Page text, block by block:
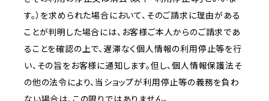
す。）を求められた場合において、そのご請求に理由がある
ことが判明した場合には、お客様ご本人からのご請求であ
ることを確認の上で、遅滞なく個人情報の利用停止等を行
い、その旨をお客様に通知します。但し、個人情報保護法そ
の他の法令により、当ショップが利用停止等の義務を負わ